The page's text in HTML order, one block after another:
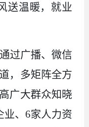
送温暖，就业
过广播、微信
，多矩阵全方
广大群众知晓
业、 6家人力资